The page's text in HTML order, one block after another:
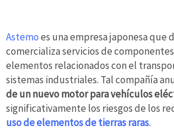
Astemoes una empresa japonesa que
comercializa servicios de
elementos relacionados con el
sistemas industriales. Tal compañía
de un nuevo motor para vehículos
significativamente los riesgos de los
uso de elementos de tierras raras.